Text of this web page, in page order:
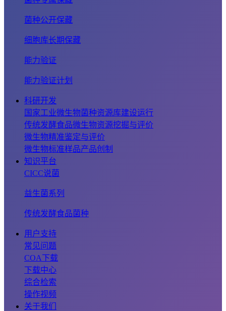
菌种公开保藏
细胞库长期保藏
能力验证
能力验证计划
科研开发
国家工业微生物菌种资源库建设运行
传统发酵食品微生物资源挖掘与评价
微生物精准鉴定与评价
微生物标准样品产品创制
知识平台
CICC说菌
益生菌系列
传统发酵食品菌种
用户支持
常见问题
COA下载
下载中心
综合检索
操作视频
关于我们